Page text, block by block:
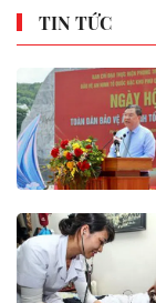
TIN TỨC